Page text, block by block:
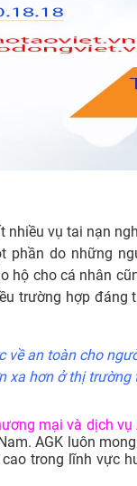
nhiều vụ tai nạn
phần do những
hộ cho cá nhân
trường hợp
về an toàn cho
xa hơn ở thị trường
mại và dịch vụ
AGK luôn
trong lĩnh vực